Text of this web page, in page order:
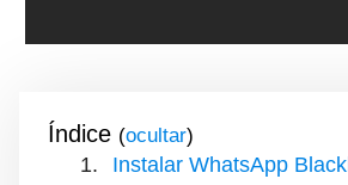
Índice ( )
Instalar WhatsApp